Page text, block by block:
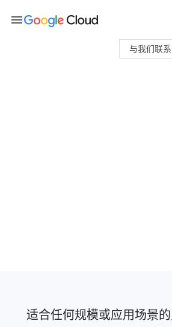
适合任何规模或应用场景
menu
与我们联系